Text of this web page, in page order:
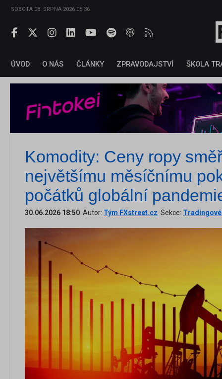
SOBOTA 08. SRPNA 2026 05:36
ÚVOD O NÁS ČLÁNKY ZPRAVODAJSTVÍ ŠKOLA
Komodity: Ceny ropy
největšímu měsíčnímu
počátků globální
30.06.2026 18:50 Autor: Tým FXstreet.cz Sekce: Tradingové